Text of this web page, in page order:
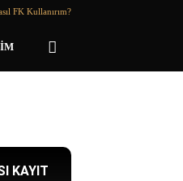
FK Kullanırım?
KAYIT